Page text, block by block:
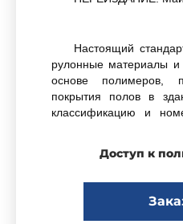
Настоящий
рулонные материалы
основе полимеров,
покрытия полов в
классификацию и
полимерные
применяемые
Доступ к